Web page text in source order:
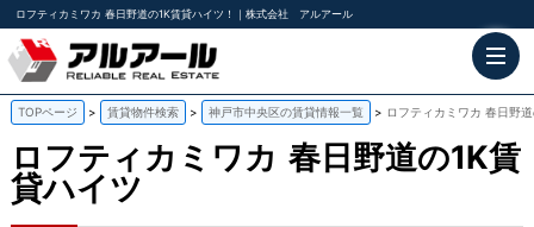
ロフティカミワカ 春日野道の1K賃貸ハイツ！｜株式会社 アルアール
TOPページ 賃貸物件検索 神戸市中央区の賃貸情報一覧 ロフティカミワカ 春日野
ロフティカミワカ 春日野道の1K賃
貸ハイツ